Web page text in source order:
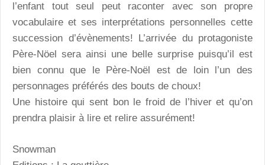
l’enfant tout seul peut raconter avec son propre
vocabulaire et ses interprétations personnelles cette
succession d’évènements! L’arrivée du protagoniste
Père-Nöel sera ainsi une belle surprise puisqu’il est
bien connu que le Père-Noël est de loin l’un des
personnages préférés des bouts de choux!
Une histoire qui sent bon le froid de l’hiver et qu’on
prendra plaisir à lire et relire assurément!
Snowman